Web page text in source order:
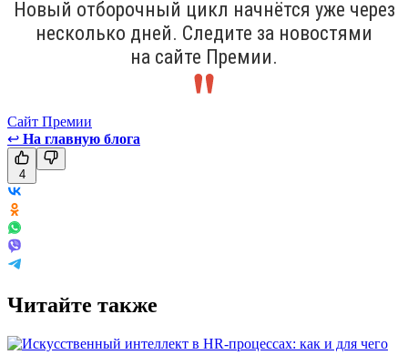
Новый отборочный цикл начнётся уже через
несколько дней. Следите за новостями
на сайте Премии.
Сайт Премии
↩ На главную блога
4
Читайте также